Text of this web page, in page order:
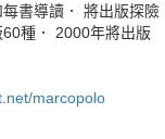
書導讀． 將出版探險
種． 2000年將出版
marcopolo